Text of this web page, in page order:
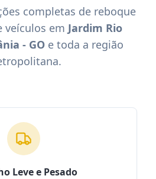
completas de reboque
veículos em Jardim Rio
- GO e toda a região
Leve e Pesado